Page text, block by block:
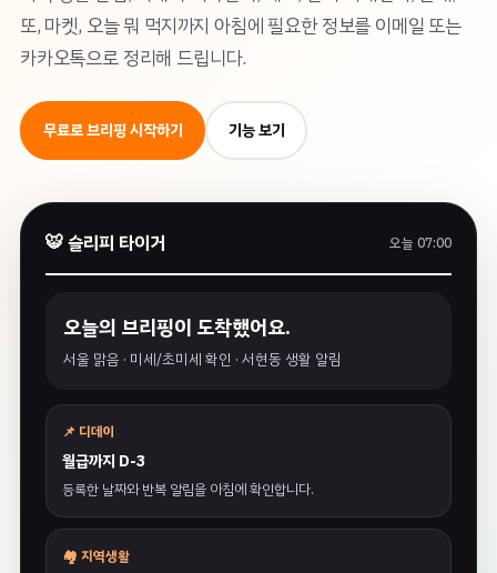
또, 마켓, 오늘 뭐 먹지까지 아침에 필요한 정보를 이메일 또는
카카오톡으로 정리해 드립니다.
무료로 브리핑 시작하기 기능 보기
🐯 슬리피 타이거 오늘 07:00
오늘의 브리핑이 도착했어요.
서울 맑음 · 미세/초미세 확인 · 서현동 생활 알림
📌 디데이
월급까지 D-3
등록한 날짜와 반복 알림을 아침에 확인합니다.
🏘️ 지역생활